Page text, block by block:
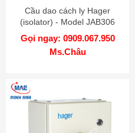
Cầu dao cách ly Hager
(isolator) - Model JAB306
Gọi ngay: 0909.067.950
Ms.Châu